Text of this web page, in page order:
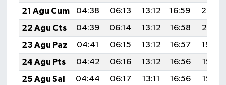
21 Ağu Cum
04:38 06:13 13:12 16:59
20:02
22 Ağu Cts
04:39 06:14 13:12 16:58
20:01
23 Ağu Paz
04:41 06:15 13:12 16:57
19:59
24 Ağu Pts
04:42 06:16 13:12 16:56
19:58
25 Ağu Sal
04:44 06:17 13:11 16:56 19:56